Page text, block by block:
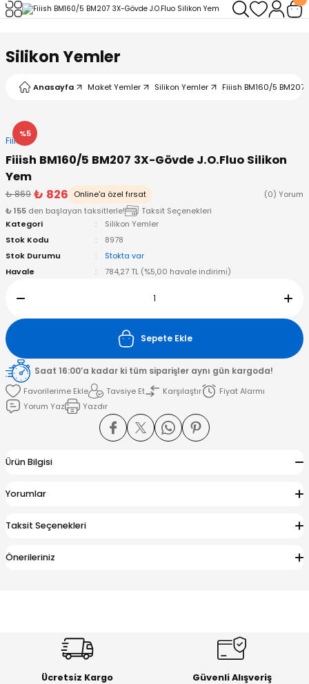
Silikon Yemler
Anasayfa Maket Yemler Silikon Yemler Fiiish BM160/5 BM207
%5
Fiiish
Fiiish BM160/5 BM207 3X-Gövde J.O.Fluo Silikon
Yem
₺ 869 ₺ 826 Online'a özel fırsat
(0) Yorum
₺ 155 den başlayan taksitlerle!
Taksit Seçenekleri
Kategori
Silikon Yemler
Stok Kodu
8978
Stok Durumu
Stokta var
Havale
784,27 TL (%5,00 havale indirimi)
Sepete Ekle
Saat 16:00’a kadar ki tüm siparişler aynı gün kargoda!
Tavsiye Et
Karşılaştır
Fiyat Alarmı
Yorum Yaz
Yazdır
Ürün Bilgisi
Yorumlar
Taksit Seçenekleri
Önerileriniz
Ücretsiz Kargo Güvenli Alışveriş
Geri Dön
Makineleri
Geri Dön
Kamışlar
Geri Dön
Misinalar
Misinalar
Geri Dön
- Klips
Halka
Geri Dön
Geri Dön
& El Feneri